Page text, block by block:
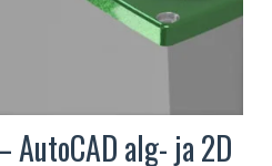
AutoCAD alg- ja 2D